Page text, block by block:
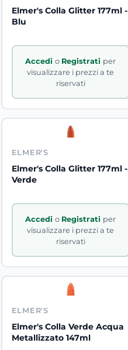
Elmer's Colla Glitter 177ml -
Blu
Accedio Registrati per
visualizzare i prezzi a te
riservati
ELMER'S
Elmer's Colla Glitter 177ml -
Verde
Accedio Registrati per
visualizzare i prezzi a te
riservati
ELMER'S
Elmer's Colla Verde Acqua
Metallizzato 147ml